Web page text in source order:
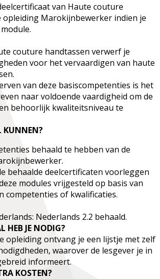
van Haute couture
opleiding Marokijnbewerker indien je
couture handtassen verwerf je
voor het vervaardigen van haute
van deze basiscompetenties is het
naar voldoende vaardigheid om de
behoorlijk kwaliteitsniveau te
KUNNEN?
behaald te hebben van de
behaalde deelcertificaten voorleggen
modules vrijgesteld op basis van
competenties of kwalificaties.
Nederlands 2.2 behaald.
HEB JE NODIG?
opleiding ontvang je een lijstje met zelf
waarover de lesgever je in
informeert.
KOSTEN?